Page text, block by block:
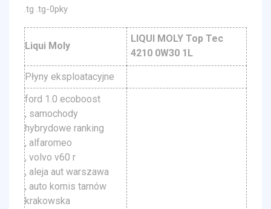
.tg .tg-0pky
Liqui Moly
LIQUI MOLY Top Tec
4210 0W30 1L
Płyny eksploatacyjne
ford 1.0 ecoboost
, samochody
hybrydowe ranking
, alfaromeo
, volvo v60 r
, aleja aut warszawa
, auto komis tarnów
krakowska